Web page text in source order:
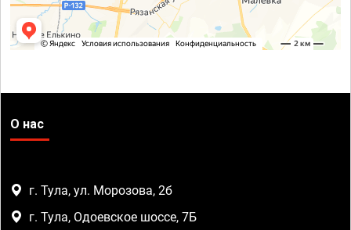
О нас
г. Тула, ул. Морозова, 2б
г. Тула, Одоевское шоссе, 7Б